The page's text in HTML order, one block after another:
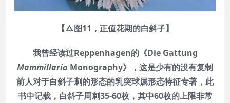
【△图11，正值花期的白斜子】
我曾经读过Reppenhagen的《Die Gattung
Mammillaria Monography》，这是少有的没有复制
前人对于白斜子刺的形态的乳突球属形态特征专著，此
书中记载，白斜子周刺35-60枚，其中60枚的上限非常